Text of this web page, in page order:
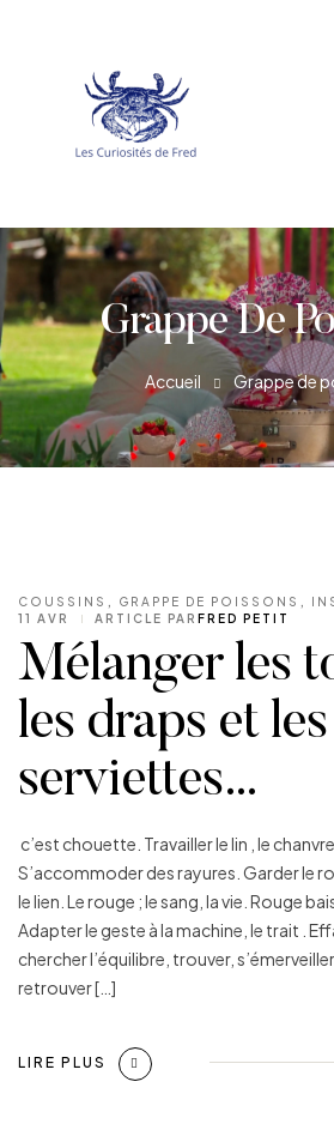
Grappe De
Accueil Grappe de
COUSSINS GRAPPE DE POISSONS
11 AVR
ARTICLE PAR FRED PETIT
Mélanger les
les draps et les
serviettes…
c’est chouette. Travailler le lin , le
S’accommoder des rayures. Garder le
le lien. Le rouge ; le sang, la vie. Rouge
Adapter le geste à la machine, le trait .
chercher l’équilibre, trouver,
retrouver […]
LIRE PLUS